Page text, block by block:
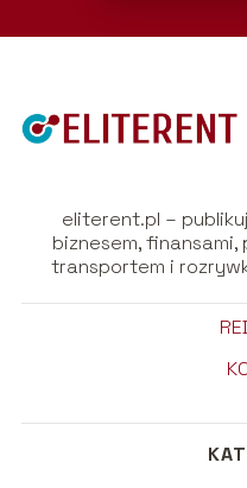
eliterent.pl –
biznesem, finansami,
transportem i